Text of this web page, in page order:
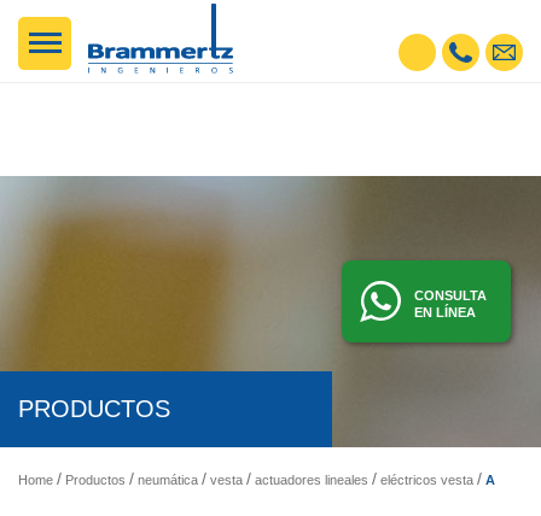
CONSULTA
EN LÍNEA
PRODUCTOS
Home Productos neumática vesta actuadores lineales eléctricos vesta Actuadores Eléctricos Serie ESNW